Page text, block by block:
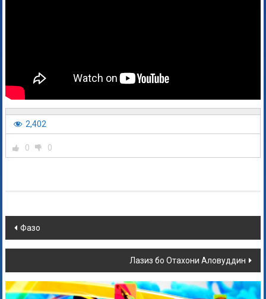
2,402
0 0
Фазо
Лазиз бо Отахони Аловуддин